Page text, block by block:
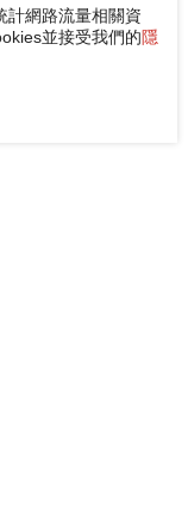
計網路流量相關資
並接受我們的隱